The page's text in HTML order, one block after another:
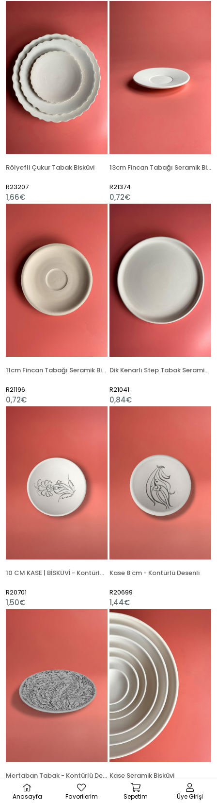
Rölyefli Çukur Tabak Bisküvi
R23207
1,66€
13cm Fincan Tabağı Seramik Bisküvi
R21374
0,72€
11cm Fincan Tabağı Seramik Bisküvi
R21196
0,72€
Dik Kenarlı Step Tabak Seramik Bisküvi
R21041
0,84€
10 CM KASE | BİSKÜVİ - Kontürlü Desenli
R20701
1,50€
Kase 8 cm - Kontürlü Desenli
R20699
1,44€
Mertaban Tabak - Kontürlü Desenli
R14754
Kase Seramik Bisküvi
R23627
Anasayfa Favorilerim Sepetim Üye Girişi